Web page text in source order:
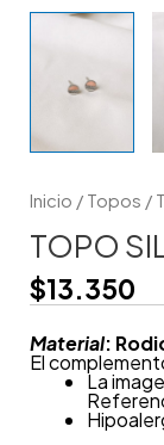
Inicio / Topos /
TOPO
$13.350
Material:
El
La